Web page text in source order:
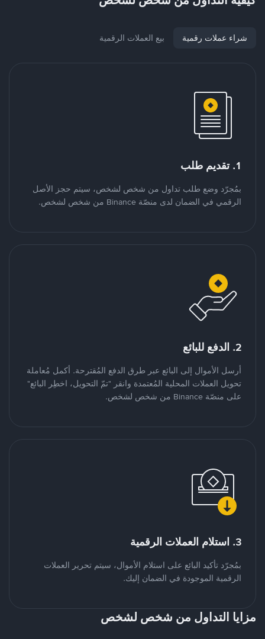
شراء عملات رقمية بيع العملات الرقمية
1. تقديم طلب
بمُجرّد وضع طلب تداول من شخص لشخص، سيتم حجز الأصل
الرقمي في الضمان لدى منصّة Binance من شخص لشخص.
2. الدفع للبائع
أرسل الأموال إلى البائع عبر طرق الدفع المُقترحة. أكمل مُعاملة
تحويل العملات المحلية المُعتمدة وانقر "تمّ التحويل، اخطِر البائع"
على منصّة Binance من شخص لشخص.
3. استلام العملات الرقمية
بمُجرّد تأكيد البائع على استلام الأموال، سيتم تحرير العملات
الرقمية الموجودة في الضمان إليك.
مزايا التداول من شخص لشخص